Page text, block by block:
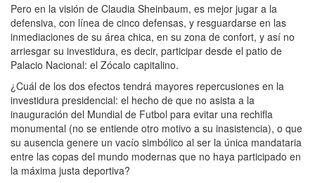
Pero en la visión de Claudia Sheinbaum, es mejor jugar a la
defensiva, con línea de cinco defensas, y resguardarse en las
inmediaciones de su área chica, en su zona de confort, y así no
arriesgar su investidura, es decir, participar desde el patio de
Palacio Nacional: el Zócalo capitalino.
¿Cuál de los dos efectos tendrá mayores repercusiones en la
investidura presidencial: el hecho de que no asista a la
inauguración del Mundial de Futbol para evitar una rechifla
monumental (no se entiende otro motivo a su inasistencia), o que
su ausencia genere un vacío simbólico al ser la única mandataria
entre las copas del mundo modernas que no haya participado en
la máxima justa deportiva?